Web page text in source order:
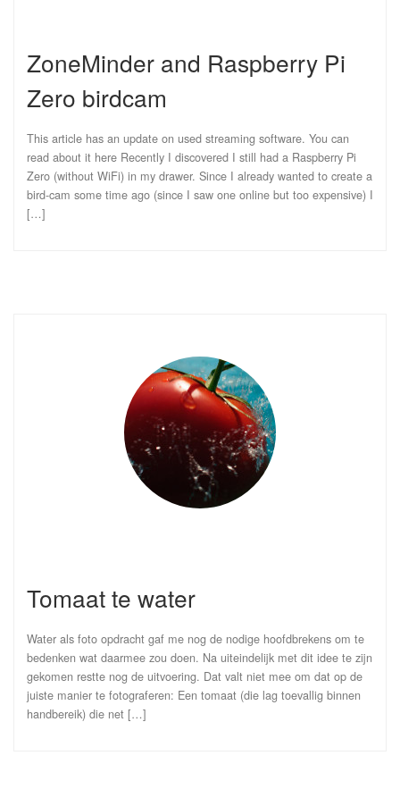
ZoneMinder and Raspberry Pi
Zero birdcam
This article has an update on used streaming software. You can
read about it here Recently I discovered I still had a Raspberry Pi
Zero (without WiFi) in my drawer. Since I already wanted to create a
bird-cam some time ago (since I saw one online but too expensive) I
[…]
Tomaat te water
Water als foto opdracht gaf me nog de nodige hoofdbrekens om te
bedenken wat daarmee zou doen. Na uiteindelijk met dit idee te zijn
gekomen restte nog de uitvoering. Dat valt niet mee om dat op de
juiste manier te fotograferen: Een tomaat (die lag toevallig binnen
handbereik) die net […]